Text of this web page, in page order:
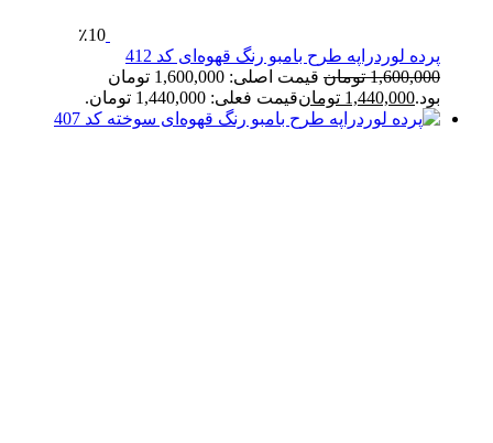
٪10
پرده لوردراپه طرح بامبو رنگ قهوه‌ای کد 412
1,600,000 تومان
قیمت اصلی: 1,600,000 تومان
بود.1,440,000 تومانقیمت فعلی: 1,440,000 تومان.